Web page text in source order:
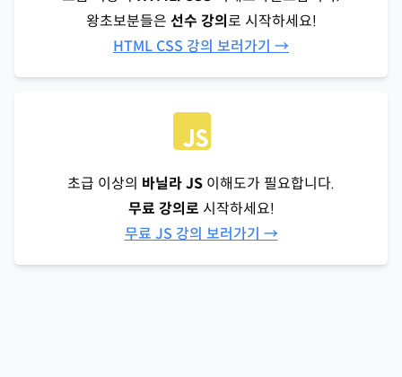
왕초보분들은 선수 강의로 시작하세요!
HTML CSS 강의 보러가기 →
초급 이상의 바닐라 JS 이해도가 필요합니다.
무료 강의로 시작하세요!
무료 JS 강의 보러가기 →